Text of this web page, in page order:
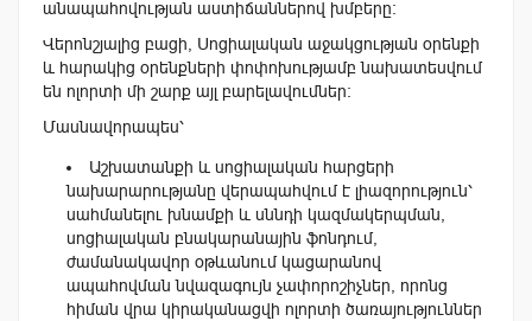
անապահովության աստիճաններով խմբերը։
Վերոնշյալից բացի, Սոցիալական աջակցության օրենքի
և հարակից օրենքների փոփոխությամբ նախատեսվում
են ոլորտի մի շարք այլ բարելավումներ։
Մասնավորապես՝
Աշխատանքի և սոցիալական հարցերի
նախարարությանը վերապահվում է լիազորություն՝
սահմանելու խնամքի և սննդի կազմակերպման,
սոցիալական բնակարանային ֆոնդում,
ժամանակավոր օթևանում կացարանով
ապահովման նվազագույն չափորոշիչներ, որոնց
հիման վրա կիրականացվի ոլորտի ծառայություններ